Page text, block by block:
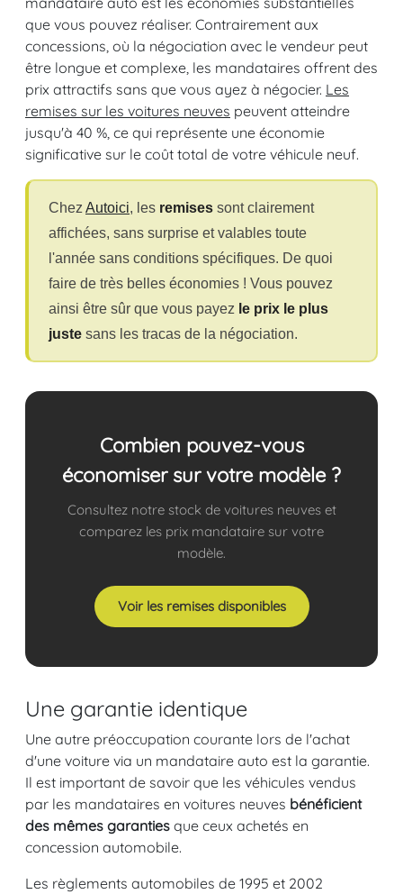
que vous pouvez réaliser. Contrairement aux
concessions, où la négociation avec le vendeur peut
être longue et complexe, les mandataires offrent des
prix attractifs sans que vous ayez à négocier. Les
remises sur les voitures neuves peuvent atteindre
jusqu'à 40 %, ce qui représente une économie
significative sur le coût total de votre véhicule neuf.
Chez Autoici, les remises sont clairement
affichées, sans surprise et valables toute
l'année sans conditions spécifiques. De quoi
faire de très belles économies ! Vous pouvez
ainsi être sûr que vous payez le prix le plus
juste sans les tracas de la négociation.
Combien pouvez-vous
économiser sur votre modèle ?
Consultez notre stock de voitures neuves et
comparez les prix mandataire sur votre
modèle.
Voir les remises disponibles
Une garantie identique
Une autre préoccupation courante lors de l'achat
d'une voiture via un mandataire auto est la garantie.
Il est important de savoir que les véhicules vendus
par les mandataires en voitures neuves bénéficient
des mêmes garanties que ceux achetés en
concession automobile.
Les règlements automobiles de 1995 et 2002